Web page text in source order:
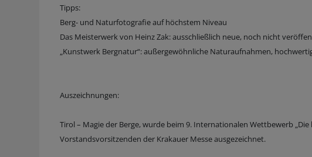
Tipps:
Berg- und Naturfotografie auf höchstem Niveau
Das Meisterwerk von Heinz Zak: ausschließlich neue, noch nicht
„Kunstwerk Bergnatur“: außergewöhnliche Naturaufnahmen,
Auszeichnungen:
Tirol – Magie der Berge, wurde beim 9. Internationalen Wettbewerb
Vorstandsvorsitzenden der Krakauer Messe ausgezeichnet.